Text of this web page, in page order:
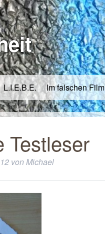
L.I.E.B.E. Im falschen Film
Testleser
vonMichael